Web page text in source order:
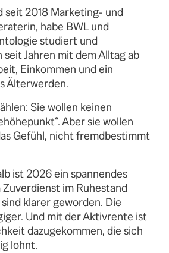
seit 2018 Marketing- und
habe BWL und
studiert und
Jahren mit dem Alltag ab
Einkommen und ein
Älterwerden.
Sie wollen keinen
Aber sie wollen
Gefühl, nicht fremdbestimmt
ist 2026 ein spannendes
Zuverdienst im Ruhestand
klarer geworden. Die
Und mit der Aktivrente ist
dazugekommen, die sich
lohnt.